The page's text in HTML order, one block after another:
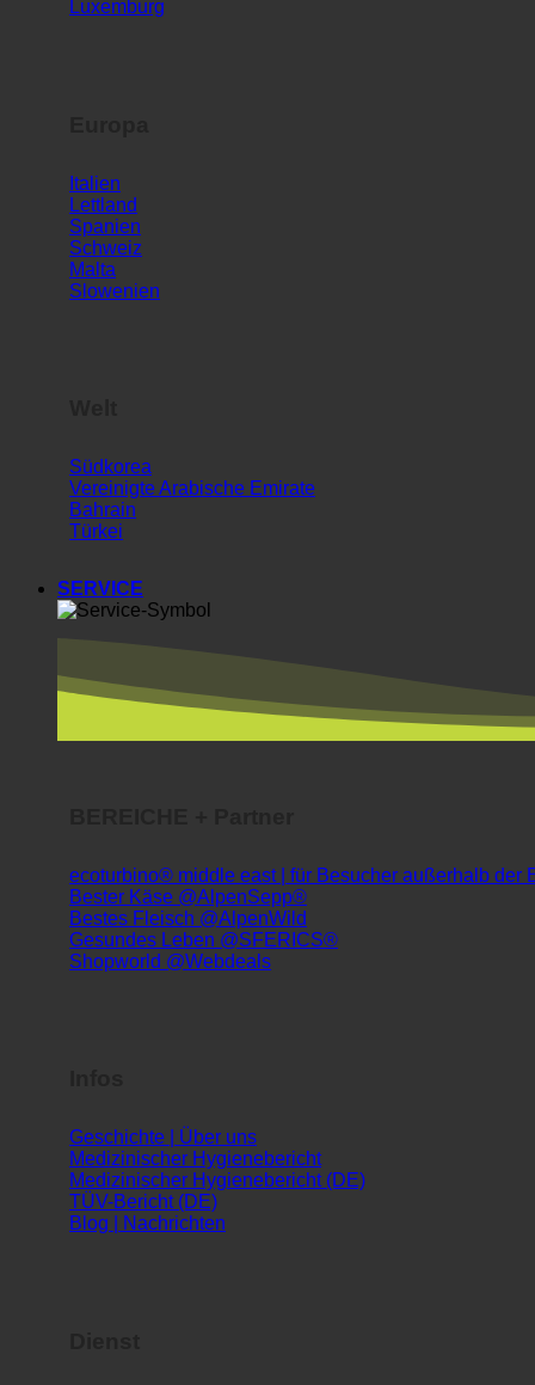
Luxemburg
Italien
Lettland
Spanien
Schweiz
Malta
Slowenien
Südkorea
Vereinigte Arabische Emirate
Bahrain
Türkei
SERVICE
ecoturbino® middle east | für Besucher außerhalb der
Bester Käse @AlpenSepp®
Bestes Fleisch @AlpenWild
Gesundes Leben @SFERICS®
Shopworld @Webdeals
Geschichte | Über uns
Medizinischer Hygienebericht
Medizinischer Hygienebericht (DE)
TÜV-Bericht (DE)
Blog | Nachrichten